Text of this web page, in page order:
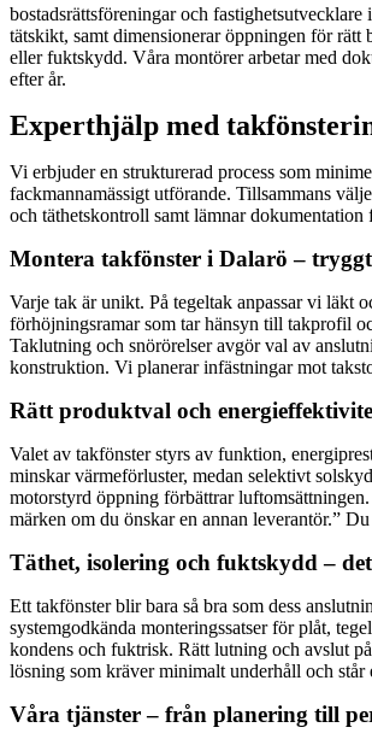
bostadsrättsföreningar och
tätskikt, samt dimensionerar öppningen för
eller fuktskydd. Våra montörer arbetar med
efter år.
Experthjälp med
Vi erbjuder en strukturerad process som
fackmannamässigt utförande. Tillsammans
och täthetskontroll samt lämnar
Montera takfönster i Dalarö –
Varje tak är unikt. På tegeltak anpassar vi läkt
förhöjningsramar som tar hänsyn till takprofil
Taklutning och snörörelser avgör val av
konstruktion. Vi planerar infästningar mot
Rätt produktval och
Valet av takfönster styrs av funktion,
minskar värmeförluster, medan selektivt
motorstyrd öppning förbättrar
märken om du önskar en annan leverantör.”
Täthet, isolering och fuktskydd –
Ett takfönster blir bara så bra som dess
systemgodkända monteringssatser för plåt,
kondens och fuktrisk. Rätt lutning och avslut
lösning som kräver minimalt underhåll och står
Våra tjänster – från planering till